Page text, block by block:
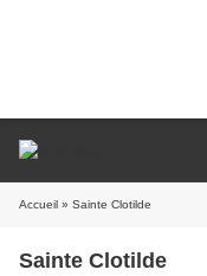
Accueil » Sainte Clotilde
Sainte Clotilde